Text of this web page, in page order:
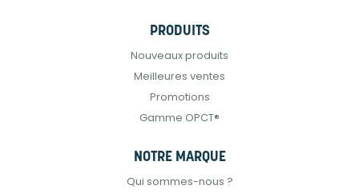
PRODUITS
Nouveaux produits
Meilleures ventes
Promotions
Gamme OPCT®
NOTRE MARQUE
Qui sommes-nous ?